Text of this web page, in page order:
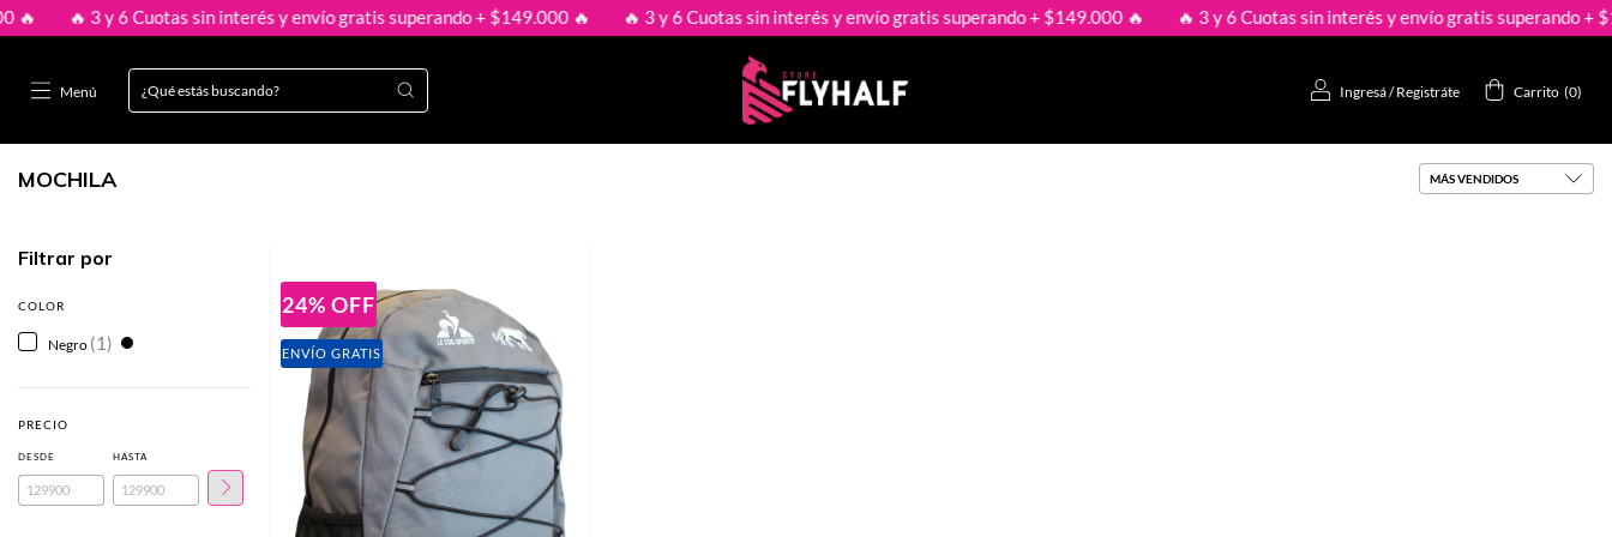
🔥 3 y 6 Cuotas sin interés y envío gratis superando + $149.000 🔥 🔥 3 y 6 Cuotas sin interés y envío gratis superando + $149.000 🔥 🔥 3 y 6 Cuotas sin interés y envío gratis superando +
Menú Ingresá/Registráte Carrito (0)
MOCHILA
Filtrar por
COLOR
Negro (1)
PRECIO
DESDE HASTA
24% OFF
ENVÍO GRATIS